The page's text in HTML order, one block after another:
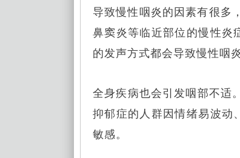
导致慢性咽炎的因素有很多
鼻窦炎等临近部位的慢性炎
的发声方式都会导致慢性咽炎
全身疾病也会引发咽部不适
抑郁症的人群因情绪易波动
敏感。